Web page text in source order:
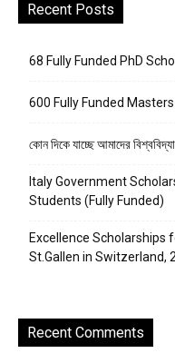
Recent Posts
68 Fully Funded PhD
600 Fully Funded
কোন দিকে যাচ্ছে আমাদের
Italy Government
Students (Fully Funded)
Excellence Scholarships
St.Gallen in Switzerland,
Recent Comments